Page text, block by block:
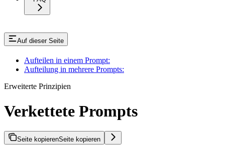
Auf dieser Seite
Aufteilen in einem Prompt:
Aufteilung in mehrere Prompts:
Erweiterte Prinzipien
Verkettete Prompts
Seite kopierenSeite kopieren